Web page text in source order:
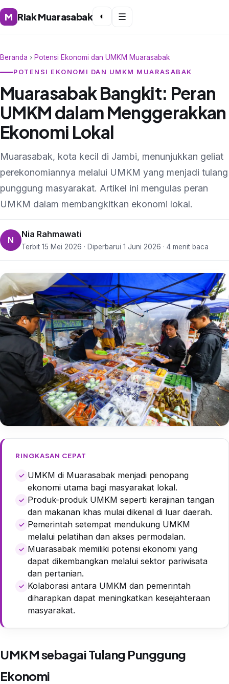
M Riak Muarasabak ◐ ☰
Beranda › Potensi Ekonomi dan UMKM Muarasabak
POTENSI EKONOMI DAN UMKM MUARASABAK
Muarasabak Bangkit: Peran
UMKM dalam Menggerakkan
Ekonomi Lokal
Muarasabak, kota kecil di Jambi, menunjukkan geliat
perekonomiannya melalui UMKM yang menjadi tulang
punggung masyarakat. Artikel ini mengulas peran
UMKM dalam membangkitkan ekonomi lokal.
N
Nia Rahmawati
Terbit 15 Mei 2026 · Diperbarui 1 Juni 2026 · 4 menit baca
RINGKASAN CEPAT
UMKM di Muarasabak menjadi penopang
ekonomi utama bagi masyarakat lokal.
Produk-produk UMKM seperti kerajinan tangan
dan makanan khas mulai dikenal di luar daerah.
Pemerintah setempat mendukung UMKM
melalui pelatihan dan akses permodalan.
Muarasabak memiliki potensi ekonomi yang
dapat dikembangkan melalui sektor pariwisata
dan pertanian.
Kolaborasi antara UMKM dan pemerintah
diharapkan dapat meningkatkan kesejahteraan
masyarakat.
UMKM sebagai Tulang Punggung
Ekonomi